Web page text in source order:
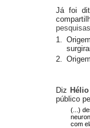
Já foi
1.
2.
Diz
público
(...)
com